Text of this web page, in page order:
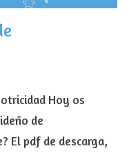
Hoy os
de
El pdf de descarga,